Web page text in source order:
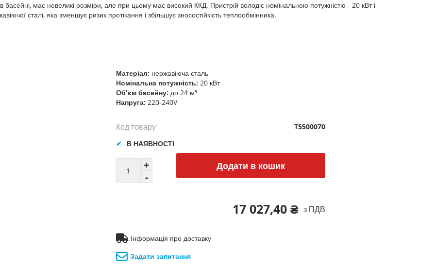
має невеликі розміри, але при цьому має високий ККД. Пристрій володіє номінальною потужністю - 20 кВт і
сталі, яка зменшує ризик протікання і збільшує зносостійкість теплообмінника.
Матеріал: нержавіюча сталь
Номінальна потужність: 20 кВт
Об'єм басейну: до 24 м³
Напруга: 220-240V
Додати в кошик
17 027,40 ₴ з ПДВ
В НАЯВНОСТІ
Код товару T5500070
Інформація про доставку
Задати запитання